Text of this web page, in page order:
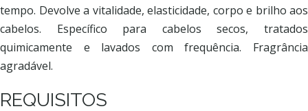
tempo. Devolve a vitalidade, elasticidade, corpo e brilho aos
cabelos. Específico para cabelos secos, tratados
quimicamente e lavados com frequência. Fragrância
agradável.
REQUISITOS